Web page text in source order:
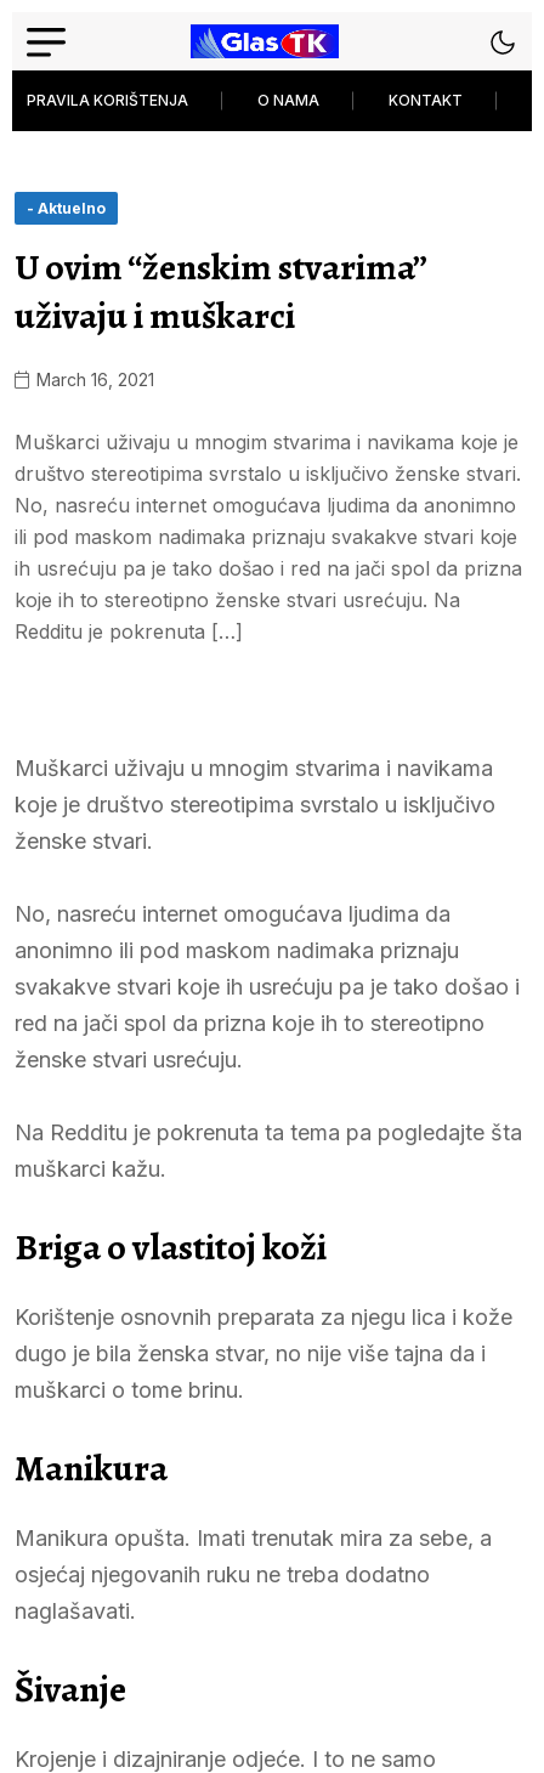
PRAVILA KORIŠTENJA O NAMA KONTAKT
- Aktuelno
U ovim “ženskim stvarima”
uživaju i muškarci
March 16, 2021
Muškarci uživaju u mnogim stvarima i navikama koje je
društvo stereotipima svrstalo u isključivo ženske stvari.
No, nasreću internet omogućava ljudima da anonimno
ili pod maskom nadimaka priznaju svakakve stvari koje
ih usrećuju pa je tako došao i red na jači spol da prizna
koje ih to stereotipno ženske stvari usrećuju. Na
Redditu je pokrenuta […]
Muškarci uživaju u mnogim stvarima i navikama
koje je društvo stereotipima svrstalo u isključivo
ženske stvari.
No, nasreću internet omogućava ljudima da
anonimno ili pod maskom nadimaka priznaju
svakakve stvari koje ih usrećuju pa je tako došao i
red na jači spol da prizna koje ih to stereotipno
ženske stvari usrećuju.
Na Redditu je pokrenuta ta tema pa pogledajte šta
muškarci kažu.
Briga o vlastitoj koži
Korištenje osnovnih preparata za njegu lica i kože
dugo je bila ženska stvar, no nije više tajna da i
muškarci o tome brinu.
Manikura
Manikura opušta. Imati trenutak mira za sebe, a
osjećaj njegovanih ruku ne treba dodatno
naglašavati.
Šivanje
Krojenje i dizajniranje odjeće. I to ne samo